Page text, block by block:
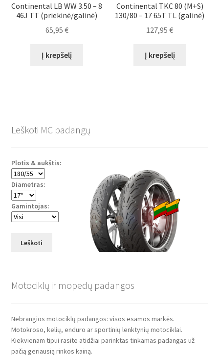
Continental LB WW 3.50 – 8
46J TT (priekinė/galinė)
65,95 €
Į krepšelį
Continental TKC 80 (M+S)
130/80 – 17 65T TL (galinė)
127,95€
Į krepšelį
Leškoti MC padangų
Plotis & aukštis:
Diametras:
Gamintojas:
Leškoti
Motociklų ir mopedų padangos
Nebrangios motociklų padangos: visos esamos markės.
Motokroso, kelių, enduro ar sportinių lenktynių motociklai.
Kiekvienam tipui rasite atidžiai parinktas tinkamas padangas už
pačią geriausią rinkos kainą.